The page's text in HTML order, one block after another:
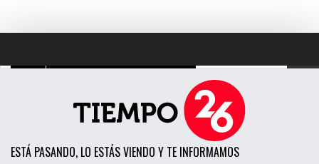
ESTÁ PASANDO, LO ESTÁS VIENDO Y TE INFORMAMOS
POLÍTICA